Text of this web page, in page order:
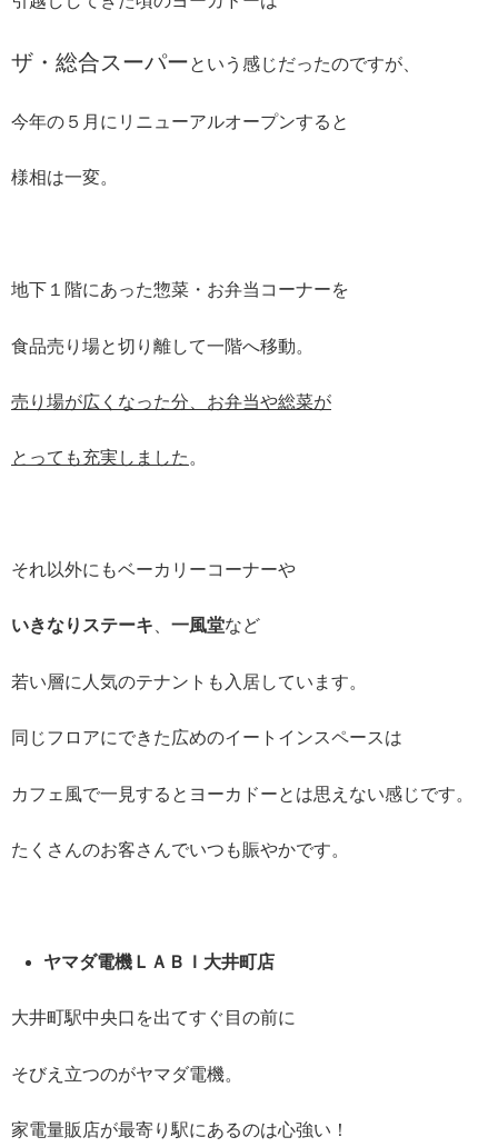
ザ・総合スーパーという感じだったのですが、
今年の５月にリニューアルオープンすると
様相は一変。
地下１階にあった惣菜・お弁当コーナーを
食品売り場と切り離して一階へ移動。
売り場が広くなった分、お弁当や総菜が
とっても充実しました 。
それ以外にもベーカリーコーナーや
いきなりステーキ、 一風堂など
若い層に人気のテナントも入居しています。
同じフロアにできた広めのイートインスペースは
カフェ風で一見するとヨーカドーとは思えない感じです。
たくさんのお客さんでいつも賑やかです。
ヤマダ電機ＬＡＢＩ大井町店
大井町駅中央口を出てすぐ目の前に
そびえ立つのがヤマダ電機。
家電量販店が最寄り駅にあるのは心強い！